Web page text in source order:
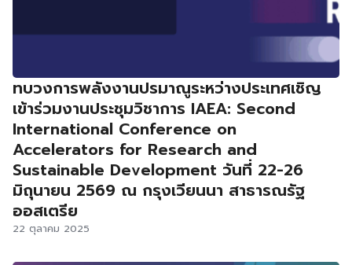
ทบวงการพลังงานปรมาณูระหว่างประเทศเชิญ
เข้าร่วมงานประชุมวิชาการ IAEA: Second
International Conference on
Accelerators for Research and
Sustainable Development วันที่ 22-26
มิถุนายน 2569 ณ กรุงเวียนนา สาธารณรัฐ
ออสเตรีย
22 ตุลาคม 2025